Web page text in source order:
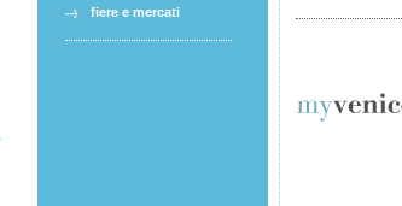
fiere e mercati